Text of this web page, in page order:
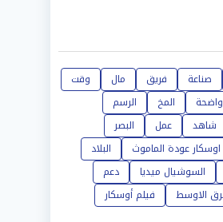
صناعة فريق مال
وقت
المخ
الرسم
شاهد عمل
البصر
عودة الماموث
البلاد
السوشيال ميديا
دعم
الاوسط
فيلم أوسكار